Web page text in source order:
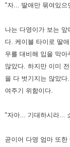
"자... 딸애만 묶여있
나는 다영이가 보는
다. 케이블 타이로 딸
우를 대비해 입을 막아
않았다. 하지만 이미
을 다 벗기지는 않았
여주기 위함이다.
"자아... 기대하시라...
곧이어 다영 엄마 또